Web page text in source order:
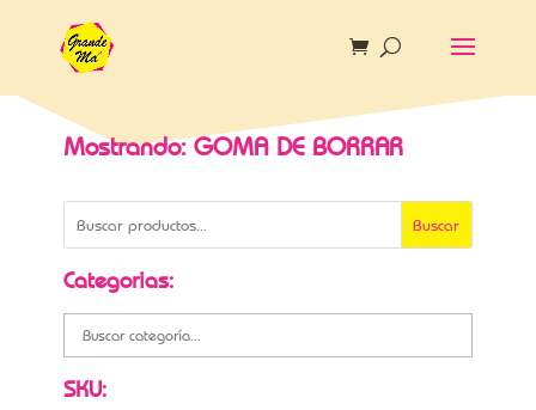
Mostrando: GOMA DE BORRAR
Buscar
Categorias:
SKU: